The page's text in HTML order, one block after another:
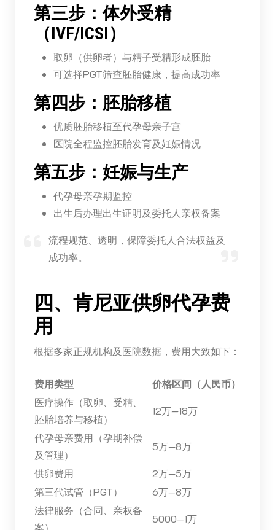
第三步：体外受精
（IVF/ICSI）
取卵（供卵者）与精子受精形成胚胎
可选择PGT筛查胚胎健康，提高成功率
第四步：胚胎移植
优质胚胎移植至代孕母亲子宫
医院全程监控胚胎发育及妊娠情况
第五步：妊娠与生产
代孕母亲孕期监控
出生后办理出生证明及委托人亲权备案
流程规范、透明，保障委托人合法权益及
成功率。
四、肯尼亚供卵代孕费
用
根据多家正规机构及医院数据，费用大致如下：
费用类型
价格区间（人民币）
医疗操作（取卵、受精、
胚胎培养与移植）
12万—18万
代孕母亲费用（孕期补偿
及管理）
5万—8万
供卵费用
2万—5万
第三代试管（PGT）
6万—8万
法律服务（合同、亲权备
案）
5000—1万